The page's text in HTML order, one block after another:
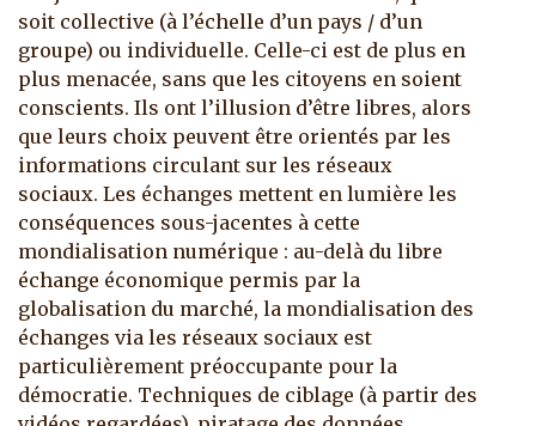
soit collective (à l’échelle d’un pays / d’un
groupe) ou individuelle. Celle-ci est de plus en
plus menacée, sans que les citoyens en soient
conscients. Ils ont l’illusion d’être libres, alors
que leurs choix peuvent être orientés par les
informations circulant sur les réseaux
sociaux. Les échanges mettent en lumière les
conséquences sous-jacentes à cette
mondialisation numérique : au-delà du libre
échange économique permis par la
globalisation du marché, la mondialisation des
échanges via les réseaux sociaux est
particulièrement préoccupante pour la
démocratie. Techniques de ciblage (à partir des